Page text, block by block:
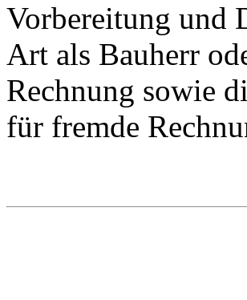
Vorbereitung und
Art als Bauherr
Rechnung sowie
für fremde